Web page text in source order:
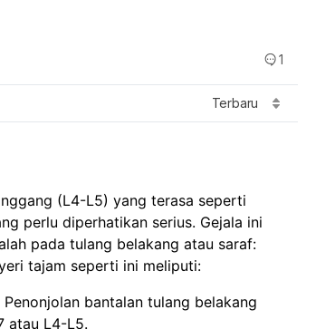
1
Terbaru
(L4-L5) yang terasa seperti
perlu diperhatikan serius. Gejala ini
pada tulang belakang atau saraf:
tajam seperti ini meliputi:
Penonjolan bantalan tulang belakang
atau L4-L5.